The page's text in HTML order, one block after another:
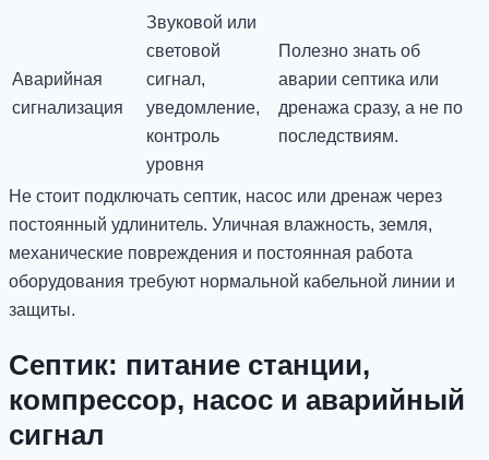
Аварийная
сигнализация
Звуковой или
световой
сигнал,
уведомление,
контроль
уровня
Полезно знать об
аварии септика или
дренажа сразу, а не по
последствиям.
Не стоит подключать септик, насос или дренаж через
постоянный удлинитель. Уличная влажность, земля,
механические повреждения и постоянная работа
оборудования требуют нормальной кабельной линии и
защиты.
Септик: питание станции,
компрессор, насос и аварийный
сигнал